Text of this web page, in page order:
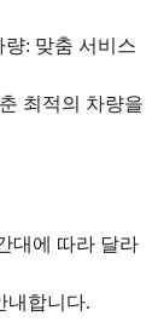
: 맞춤 서비스
최적의 차량을
대에 따라 달라
내합니다.